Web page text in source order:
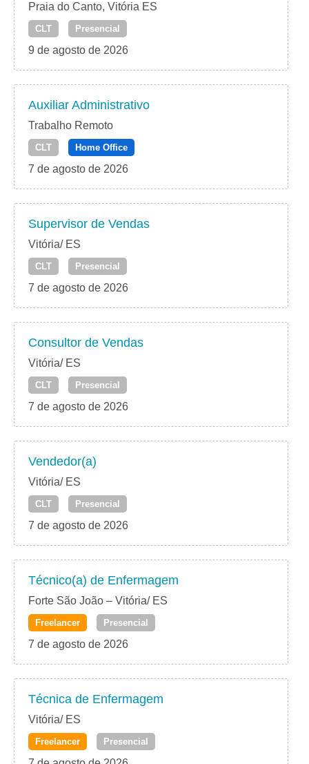
Praia do Canto, Vitória ES
CLT Presencial
9 de agosto de 2026
Auxiliar Administrativo
Trabalho Remoto
CLT Home Office
7 de agosto de 2026
Supervisor de Vendas
Vitória/ ES
CLT Presencial
7 de agosto de 2026
Consultor de Vendas
Vitória/ ES
CLT Presencial
7 de agosto de 2026
Vendedor(a)
Vitória/ ES
CLT Presencial
7 de agosto de 2026
Técnico(a) de Enfermagem
Forte São João – Vitória/ ES
Freelancer Presencial
7 de agosto de 2026
Técnica de Enfermagem
Vitória/ ES
Freelancer Presencial